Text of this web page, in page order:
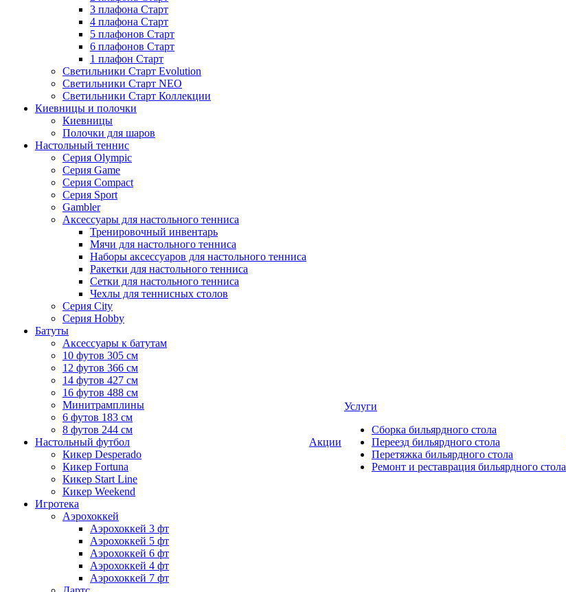
3 плафона Старт
4 плафона Старт
5 плафонов Старт
6 плафонов Старт
1 плафон Старт
Светильники Старт Evolution
Светильники Старт NEO
Светильники Старт Коллекции
Киевницы и полочки
Киевницы
Полочки для шаров
Настольный теннис
Серия Olympic
Серия Game
Серия Compact
Серия Sport
Gambler
Аксессуары для настольного тенниса
Тренировочный инвентарь
Мячи для настольного тенниса
Наборы аксессуаров для настольного тенниса
Ракетки для настольного тенниса
Сетки для настольного тенниса
Чехлы для теннисных столов
Серия City
Серия Hobby
Батуты
Аксессуары к батутам
10 футов 305 см
12 футов 366 см
14 футов 427 см
16 футов 488 см
Минитрамплины
6 футов 183 см
8 футов 244 см
Настольный футбол
Кикер Desperado
Кикер Fortuna
Кикер Start Line
Кикер Weekend
Игротека
Аэрохоккей
Аэрохоккей 3 фт
Аэрохоккей 5 фт
Аэрохоккей 6 фт
Аэрохоккей 4 фт
Аэрохоккей 7 фт
Акции
Услуги
Сборка бильярдного стола
Переезд бильярдного стола
Перетяжка бильярдного стола
Ремонт и реставрация бильярдного стола